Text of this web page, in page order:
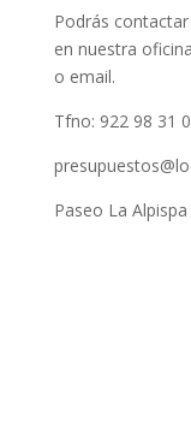
Podrás
en nuestra
o email.
Tfno: 922 98 31
Paseo La Alpispa